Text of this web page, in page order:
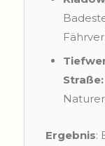
Straße:
Ergebnis: